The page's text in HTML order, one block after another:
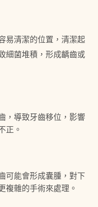
易清潔的位置，清潔起
細菌堆積，形成齲齒或
，導致牙齒移位，影響
正。
可能會形成囊腫，對下
複雜的手術來處理。